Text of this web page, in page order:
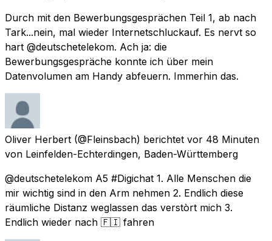
Durch mit den Bewerbungsgesprächen Teil 1, ab nach
Tark...nein, mal wieder Internetschluckauf. Es nervt so
hart @deutschetelekom. Ach ja: die
Bewerbungsgespräche konnte ich über mein
Datenvolumen am Handy abfeuern. Immerhin das.
Oliver Herbert (@Fleinsbach) berichtet vor 48 Minuten
von Leinfelden-Echterdingen, Baden-Württemberg
@deutschetelekom A5 #Digichat 1. Alle Menschen die
mir wichtig sind in den Arm nehmen 2. Endlich diese
räumliche Distanz weglassen das verstòrt mich 3.
Endlich wieder nach 🇫🇮 fahren